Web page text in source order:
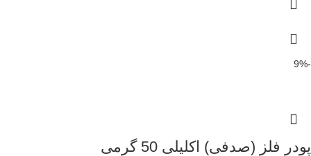
-9%
پودر فلز (صدفی) اکلیلی 50 گرمی